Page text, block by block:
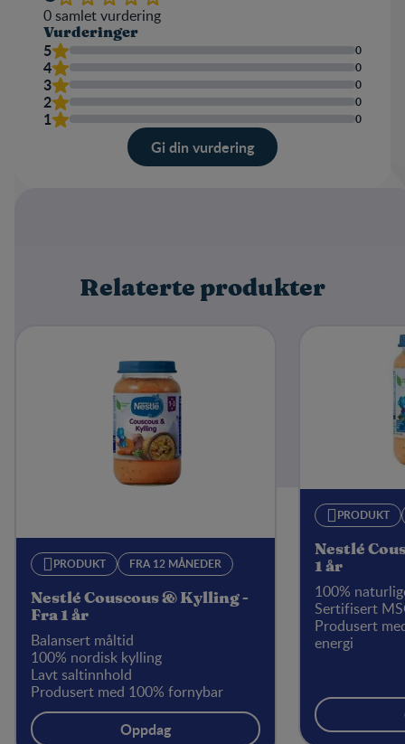
0samlet vurdering
Vurderinger
5 0
4 0
3 0
2 0
1 0
Gi din vurdering
Skriv en omtale
Relaterte produkter
PRODUKT FRA 12 MÅNEDER
Nestlé Couscous & Kylling -
Fra 1 år
Balansert måltid
100% nordisk kylling
Lavt saltinnhold
Produsert med 100% fornybar
energi
Oppdag
PRODUKT
Nestlé
1 år
100%
Sertifisert
Produsert
energi